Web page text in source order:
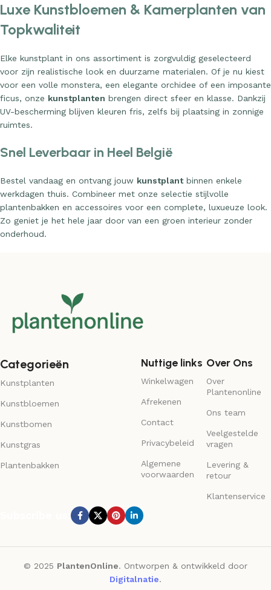
Luxe Kunstbloemen & Kamerplanten van
Topkwaliteit
Elke kunstplant in ons assortiment is zorgvuldig geselecteerd
voor zijn realistische look en duurzame materialen. Of je nu kiest
voor een volle monstera, een elegante orchidee of een imposante
ficus, onze kunstplanten brengen direct sfeer en klasse. Dankzij
UV-bescherming blijven kleuren fris, zelfs bij plaatsing in zonnige
ruimtes.
Snel Leverbaar in Heel België
Bestel vandaag en ontvang jouw kunstplantbinnen enkele
werkdagen thuis. Combineer met onze selectie stijlvolle
plantenbakken en accessoires voor een complete, luxueuze look.
Zo geniet je het hele jaar door van een groen interieur zonder
onderhoud.
Categorieën
Kunstplanten
Kunstbloemen
Kunstbomen
Kunstgras
Plantenbakken
Nuttige links
Winkelwagen
Afrekenen
Contact
Privacybeleid
Algemene
voorwaarden
Over Ons
Over
Plantenonline
Ons team
Veelgestelde
vragen
Levering &
retour
Klantenservice
© 2025 PlantenOnline. Ontworpen & ontwikkeld door
Digitalnatie.